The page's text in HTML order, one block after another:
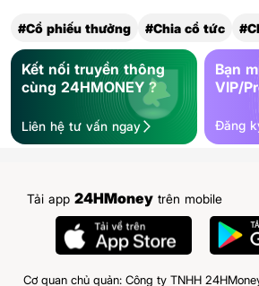
#Cổ phiếu thưởng #Chia cổ tức
Kết nối truyền thông
cùng 24HMONEY ?
Liên hệ tư vấn ngay
Bạn
VIP/
Đăng
Tải app 24HMoney trên mobile
Cơ quan chủ quản: Công ty TNHH